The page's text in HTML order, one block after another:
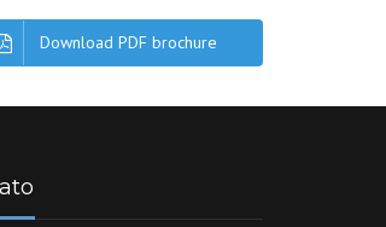
Download PDF brochure